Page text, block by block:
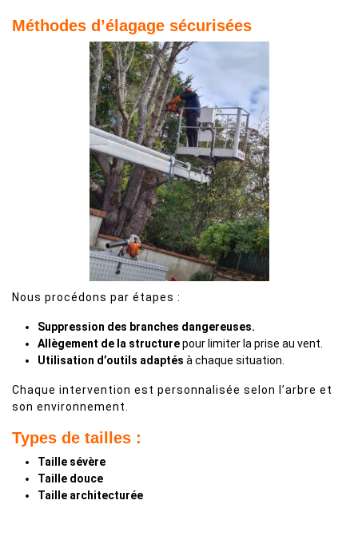
Méthodes d’élagage sécurisées
Nous procédons par étapes :
Suppression des branches dangereuses.
Allègement de la structurepour limiter la prise au vent.
Utilisation d’outils adaptés à chaque situation.
Chaque intervention est personnalisée selon l’arbre et
son environnement.
Types de tailles :
Taille sévère
Taille douce
Taille architecturée